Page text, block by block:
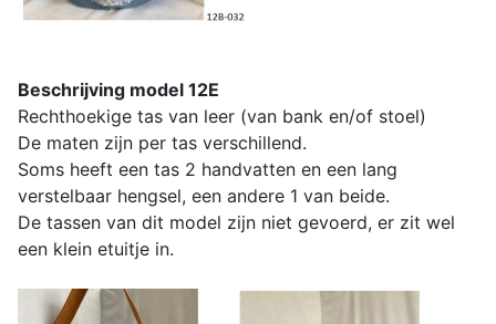
Beschrijving model 12E
Rechthoekige tas van leer (van bank en/of stoel)
De maten zijn per tas verschillend.
Soms heeft een tas 2 handvatten en een lang
verstelbaar hengsel, een andere 1 van beide.
De tassen van dit model zijn niet gevoerd, er zit wel
een klein etuitje in.